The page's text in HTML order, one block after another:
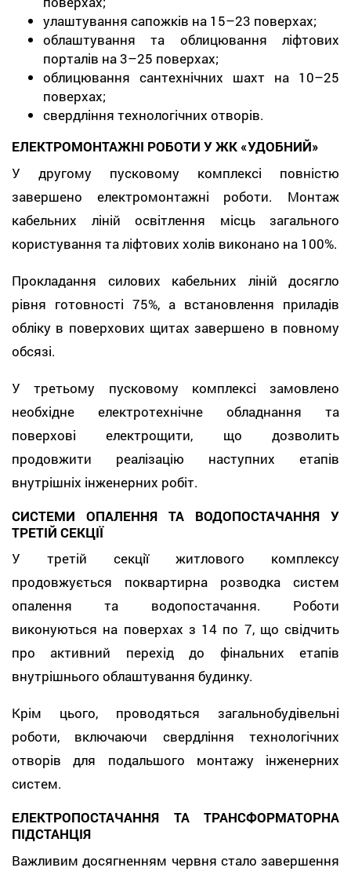
улаштування сапожків на 15–23 поверхах;
облаштування та облицювання ліфтових
порталів на 3–25 поверхах;
облицювання сантехнічних шахт на 10–25
поверхах;
свердління технологічних отворів.
ЕЛЕКТРОМОНТАЖНІ РОБОТИ У ЖК «УДОБНИЙ»
У другому пусковому комплексі повністю
завершено електромонтажні роботи. Монтаж
кабельних ліній освітлення місць загального
користування та ліфтових холів виконано на 100%.
Прокладання силових кабельних ліній досягло
рівня готовності 75%, а встановлення приладів
обліку в поверхових щитах завершено в повному
обсязі.
У третьому пусковому комплексі замовлено
необхідне електротехнічне обладнання та
поверхові електрощити, що дозволить
продовжити реалізацію наступних етапів
внутрішніх інженерних робіт.
СИСТЕМИ ОПАЛЕННЯ ТА ВОДОПОСТАЧАННЯ У
ТРЕТІЙ СЕКЦІЇ
У третій секції житлового комплексу
продовжується поквартирна розводка систем
опалення та водопостачання. Роботи
виконуються на поверхах з 14 по 7, що свідчить
про активний перехід до фінальних етапів
внутрішнього облаштування будинку.
Крім цього, проводяться загальнобудівельні
роботи, включаючи свердління технологічних
отворів для подальшого монтажу інженерних
систем.
ЕЛЕКТРОПОСТАЧАННЯ ТА ТРАНСФОРМАТОРНА
ПІДСТАНЦІЯ
Важливим досягненням червня стало завершення